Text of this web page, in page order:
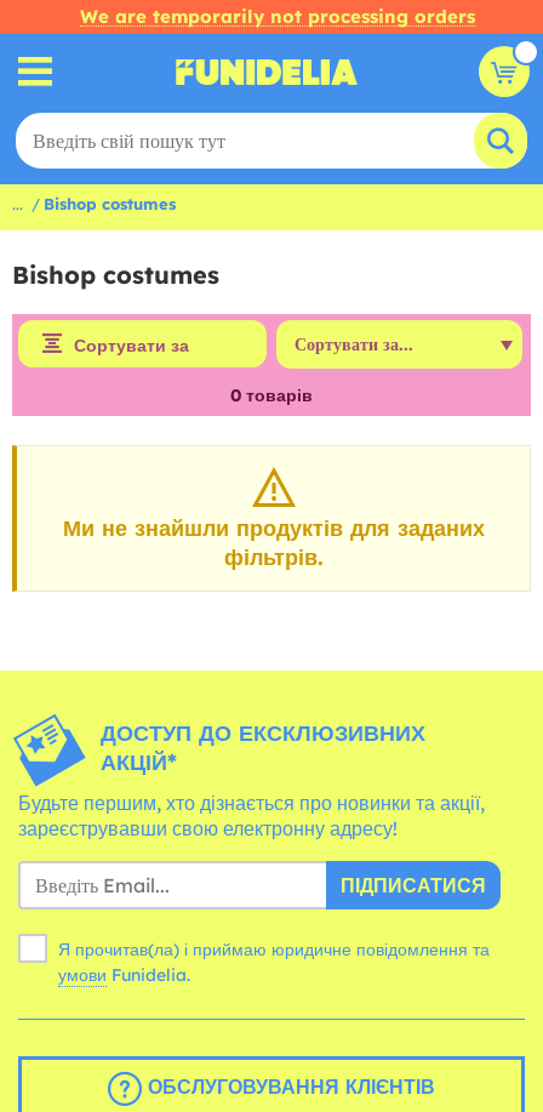
We are temporarily not processing orders
... Bishop costumes
Bishop costumes
Сортувати за
0 товарів
Ми не знайшли продуктів для заданих
фільтрів.
ДОСТУП ДО ЕКСКЛЮЗИВНИХ
АКЦІЙ*
Будьте першим, хто дізнається про новинки та акції,
зареєструвавши свою електронну адресу!
ПІДПИСАТИСЯ
Я прочитав(ла) і приймаю юридичне повідомлення та
умови Funidelia.
ОБСЛУГОВУВАННЯ КЛІЄНТІВ